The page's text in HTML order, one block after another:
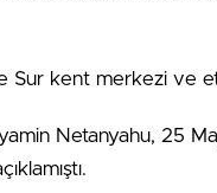
Sur kent merkezi ve
Netanyahu, 25